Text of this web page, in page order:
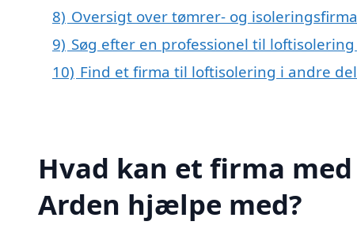
8) Oversigt over tømrer- og
9) Søg efter en professionel til
10) Find et firma til loftisolering i andre
Hvad kan et firma
Arden hjælpe med?